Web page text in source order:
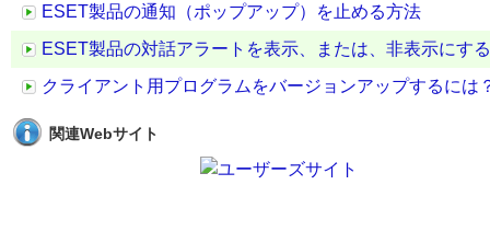
ESET製品の通知（ポップアップ）を止める方法
ESET製品の対話アラートを表示、または、非表示にす
クライアント用プログラムをバージョンアップするには
関連Webサイト